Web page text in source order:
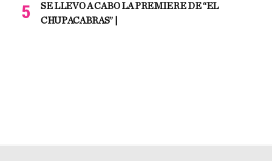
SE LLEVO A CABO LA PREMIERE DE “EL
CHUPACABRAS” |